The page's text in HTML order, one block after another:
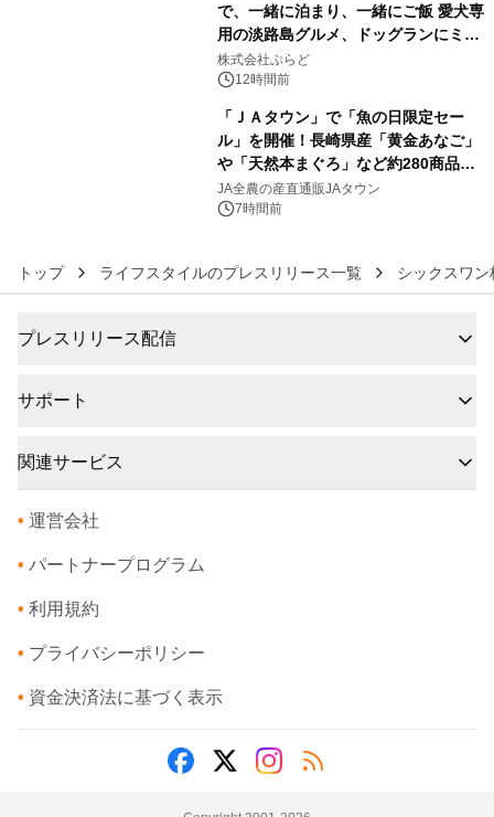
で、一緒に泊まり、一緒にご飯 愛犬専
用の淡路島グルメ、ドッグランにミニ
プール グランピングとトレーラーハウ
スの2施設で
株式会社ぷらど
12時間前
「ＪＡタウン」で「魚の日限定セー
ル」を開催！長崎県産「黄金あなご」
や「天然本まぐろ」など約280商品を
販売！～毎月１０日の定例企画～
JA全農の産直通販JAタウン
7時間前
トップ ライフスタイルのプレスリリース一覧 シックスワン
プレスリリース配信
サポート
関連サービス
• 運営会社
• パートナープログラム
• 利用規約
• プライバシーポリシー
• 資金決済法に基づく表示